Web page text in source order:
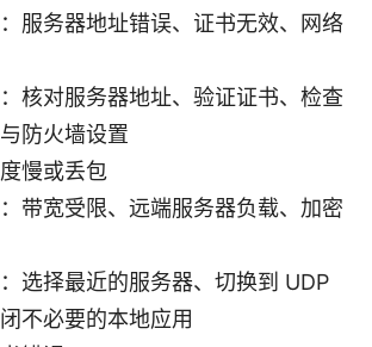
服务器地址错误、证书无效、网络
核对服务器地址、验证证书、检查
防火墙设置
慢或丢包
带宽受限、远端服务器负载、加密
选择最近的服务器、切换到 UDP
不必要的本地应用